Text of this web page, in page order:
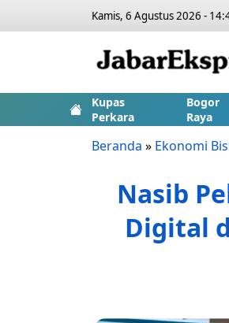
Kamis, 6 Agustus 2026 -
Kupas
Perkara
Bogor
Raya
Beranda » Ekonomi
Nasib
Digital